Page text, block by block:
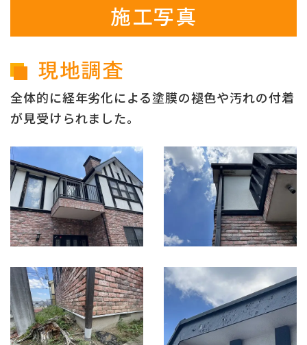
施工写真
現地調査
全体的に経年劣化による塗膜の褪色や汚れの付着
が見受けられました。